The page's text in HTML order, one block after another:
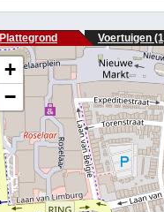
Plattegrond Voertuigen
+
−